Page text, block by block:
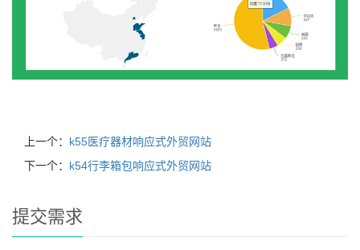
上一个： k55医疗器材响应式外贸网站
下一个： k54行李箱包响应式外贸网站
提交需求